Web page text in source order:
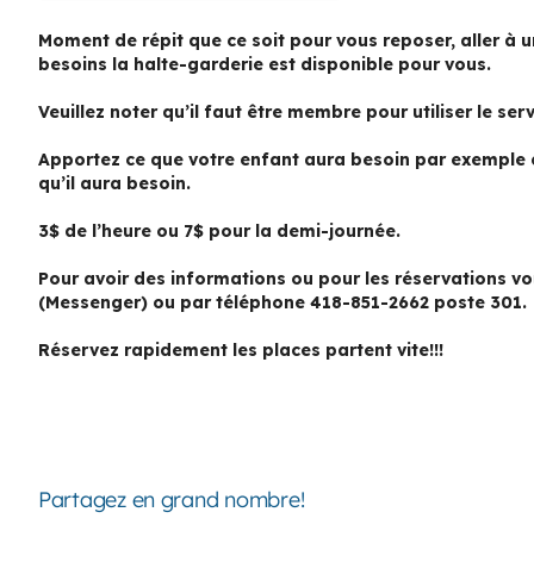
Moment de répit que ce soit pour vous reposer, aller à
besoins la halte-garderie est disponible pour vous.
Veuillez noter qu’il faut être membre pour utiliser le
Apportez ce que votre enfant aura besoin par
qu’il aura besoin.
3$ de l’heure ou 7$ pour la demi-journée.
Pour avoir des informations ou pour les réservations
(Messenger) ou par téléphone 418-851-2662 poste 301.
Réservez rapidement les places partent vite!!!
Partagez en grand nombre!